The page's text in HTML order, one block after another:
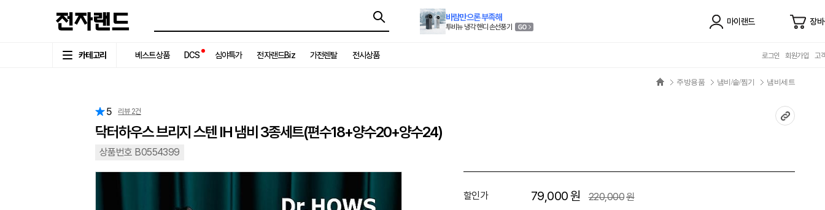
바람만으론 부족해
투비뉴 냉각 핸디 손선풍기
마이랜드 장
카테고리 베스트상품 DCS 심야특가 전자랜드Biz 가전렌탈 전시상품 로그인 회원가입 고
주방용품 냄비/솥/찜기 냄비세트
5 리뷰 2건
닥터하우스 브리지 스텐 IH 냄비 3종세트(편수18+양수20+양수24)
상품번호 B0554399
할인가 79,000원 220,000원